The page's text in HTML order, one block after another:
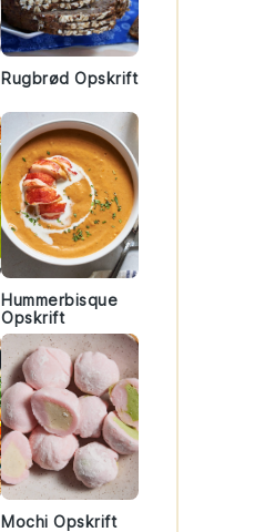
Rugbrød Opskrift
Hummerbisque
Opskrift
Mochi Opskrift